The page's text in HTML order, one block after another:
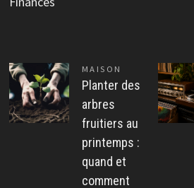
MAISON
Planter des
arbres
fruitiers au
printemps :
quand et
comment